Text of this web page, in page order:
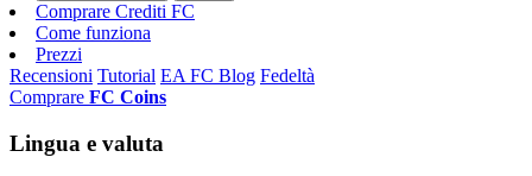
Comprare Crediti FC
Come funziona
Prezzi
Recensioni Tutorial EA FC Blog Fedeltà
Comprare FC Coins
Lingua e valuta